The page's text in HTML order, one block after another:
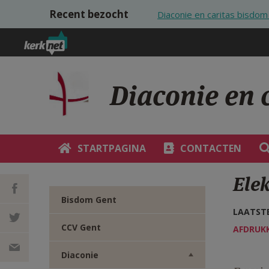
Overslaan en naar de inhoud gaan
Recent bezocht Diaconie en caritas
Diaconie en
STARTPAGINA CONTACTEN
DEEL OP
FACEBOOK
DEEL OP
Bisdom Gent
CCV Gent
Diaconie